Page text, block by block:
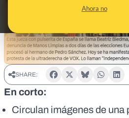
Ahora no
SHARE:
En corto:
Circulan imágenes de una